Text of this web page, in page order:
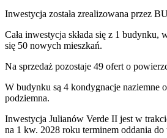
Inwestycja została zrealizowana przez
Cała inwestycja składa się z 1 budynku,
się 50 nowych mieszkań.
Na sprzedaż pozostaje 49 ofert o
W budynku są 4 kondygnacje naziemne
podziemna.
Inwestycja Julianów Verde II jest w
na 1 kw. 2028 roku terminem oddania